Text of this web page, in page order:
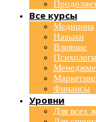
Все курсы
Медицина
Навыки
Влияние
Финансы
Уровни
Для всех